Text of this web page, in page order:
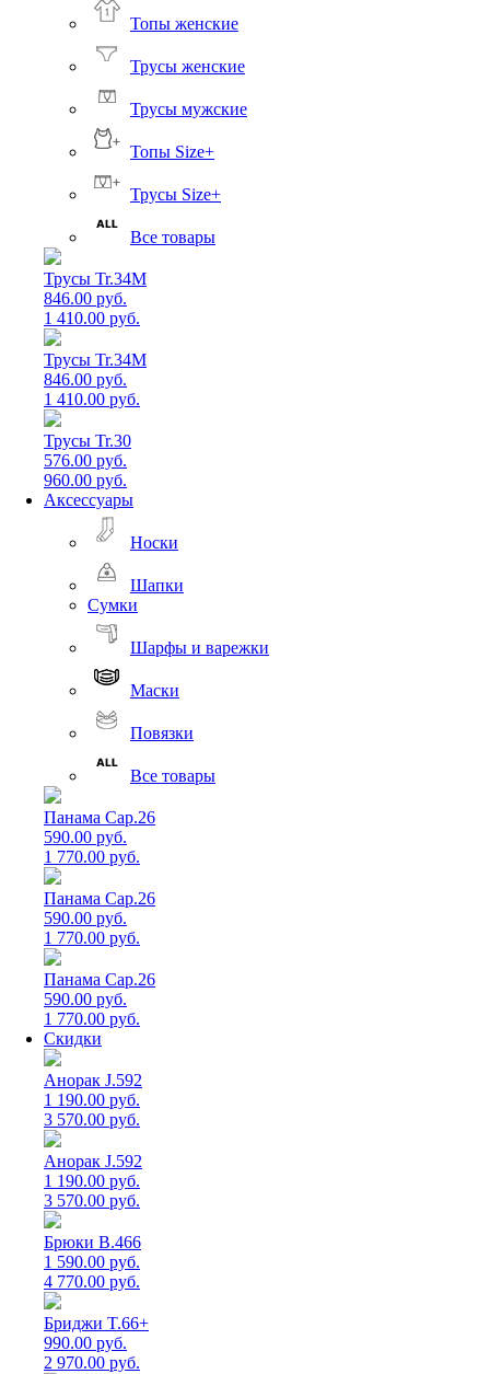
Топы женские
Трусы женские
Трусы мужские
Топы Size+
Трусы Size+
Все товары
Трусы Tr.34M
846.00 руб.
1 410.00 руб.
Трусы Tr.34M
846.00 руб.
1 410.00 руб.
Трусы Tr.30
576.00 руб.
960.00 руб.
Аксессуары
Носки
Шапки
Сумки
Шарфы и варежки
Маски
Повязки
Все товары
Панама Cap.26
590.00 руб.
1 770.00 руб.
Панама Cap.26
590.00 руб.
1 770.00 руб.
Панама Cap.26
590.00 руб.
1 770.00 руб.
Скидки
Анорак J.592
1 190.00 руб.
3 570.00 руб.
Анорак J.592
1 190.00 руб.
3 570.00 руб.
Брюки B.466
1 590.00 руб.
4 770.00 руб.
Бриджи T.66+
990.00 руб.
2 970.00 руб.